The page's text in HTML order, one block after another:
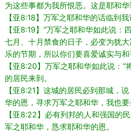
为这些事都为我所恨恶。这是耶和华
【亚8:18】万军之耶和华的话临到我
【亚8:19】“万军之耶和华如此说：
七月、十月禁食的日子，必变为犹
乐的节期，所以你们要喜爱诚实与和
【亚8:20】万军之耶和华如此说：
的居民来到。
【亚8:21】这城的居民必到那城，
华的恩，寻求万军之耶和华，我也要
【亚8:22】必有列邦的人和强国的
军之耶和华，恳求耶和华的恩。